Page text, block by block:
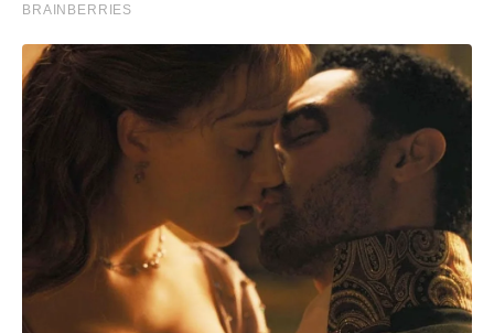
BRAINBERRIES